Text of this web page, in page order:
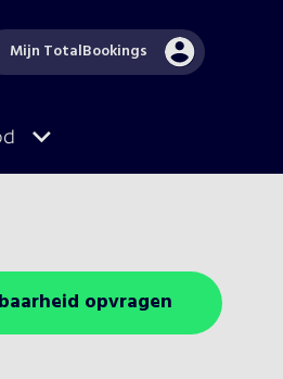
Mijn TotalBookings
opvragen